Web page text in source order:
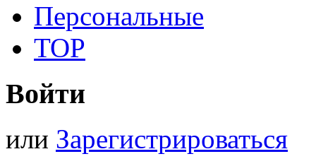
Персональные
TOP
Войти
или Зарегистрироваться